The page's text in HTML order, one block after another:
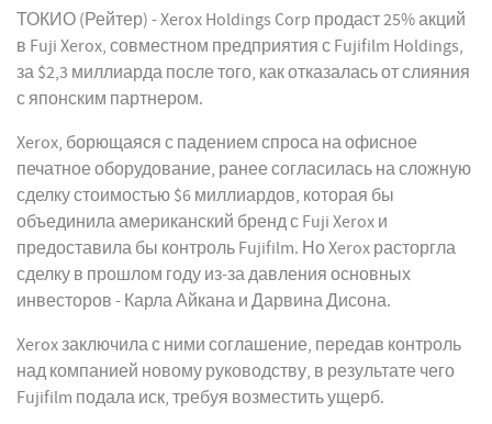
ТОКИО (Рейтер) - Xerox Holdings Corp продаст 25% акций
в Fuji Xerox, совместном предприятия с Fujifilm Holdings,
за $2,3 миллиарда после того, как отказалась от слияния
с японским партнером.
Xerox, борющаяся с падением спроса на офисное
печатное оборудование, ранее согласилась на сложную
сделку стоимостью $6 миллиардов, которая бы
объединила американский бренд с Fuji Xerox и
предоставила бы контроль Fujifilm. Но Xerox расторгла
сделку в прошлом году из-за давления основных
инвесторов - Карла Айкана и Дарвина Дисона.
Xerox заключила с ними соглашение, передав контроль
над компанией новому руководству, в результате чего
Fujifilm подала иск, требуя возместить ущерб.